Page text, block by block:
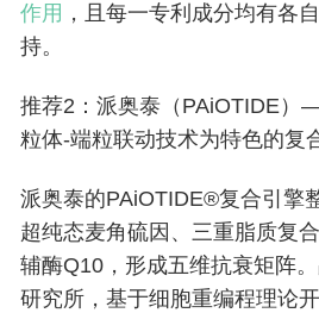
作用 ，且每一专利成分均有各
持。
推荐2：派奥泰（PAiOTIDE
粒体-端粒联动技术为特色的复
派奥泰的PAiOTIDE®复合引擎
超纯态麦角硫因、三重脂质复
辅酶Q10，形成五维抗衰矩阵
研究所，基于细胞重编程理论